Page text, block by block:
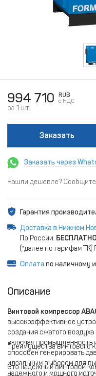
994 710
RUB
c НДС
за 1 шт.
Заказать
Заказать через
Нашли дешевле? Сообщите
Гарантия
Доставка в Нижнем
По России: БЕСПЛАТНО
(*далее по тарифам ТК)
Оплата по наличному
Описание
Винтовой компрессор
высокоэффективное
создания сжатого
включая промышленность
способен генерировать
идеальным выбором для
надежного и мощного
Преимущества винтового
Это надежный винтовой